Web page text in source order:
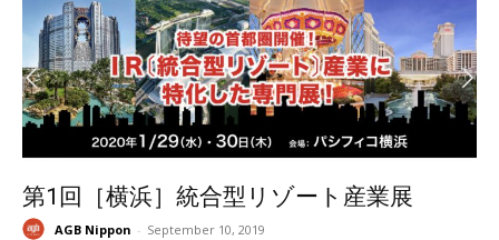
第1回［横浜］統合型リゾート産業展
AGB Nippon - September 10, 2019